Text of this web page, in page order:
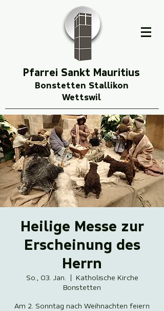
Pfarrei Sankt Mauritius
Bonstetten Stallikon
Wettswil
Heilige Messe zur
Erscheinung des
Herrn
So., 03. Jan.
Katholische Kirche
Bonstetten
Am 2. Sonntag nach Weihnachten feiern